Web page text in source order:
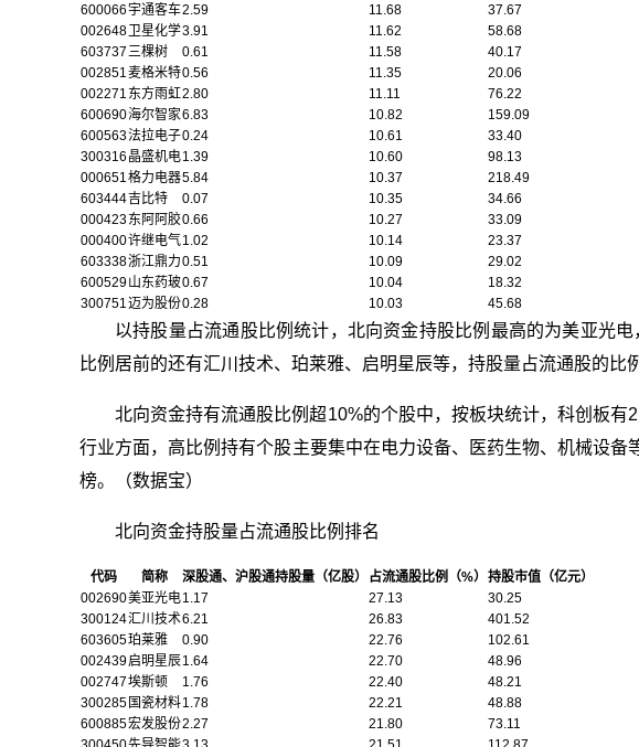
600066宇通客车2.59 11.68
37.67
002648 卫星化学3.91 11.62
58.68
603737三棵树 0.61 11.58
40.17
002851麦格米特0.56 11.35
20.06
002271 东方雨虹2.80 11.11
76.22
600690海尔智家6.83 10.82
159.09
600563法拉电子0.24 10.61
33.40
300316 晶盛机电1.39 10.60
98.13
000651格力电器5.84 10.37
218.49
603444吉比特 0.07 10.35
34.66
000423东阿阿胶0.66 10.27
33.09
000400许继电气1.02 10.14
23.37
603338浙江鼎力0.51 10.09
29.02
600529山东药玻0.67 10.04
18.32
300751迈为股份0.28 10.03 45.68
以持股量占流通股比例统计，北向资金持股比例最高的为美亚光
比例居前的还有汇川技术、珀莱雅、启明星辰等，持股量占流通股的比
北向资金持有流通股比例超10%的个股中，按板块统计，科创板有
行业方面，高比例持有个股主要集中在电力设备、医药生物、机械设备
榜。（数据宝）
北向资金持股量占流通股比例排名
代码 简称 深股通、沪股通持股量（亿股） 占流通股比例（%） 持股市值（亿元）
002690美亚光电1.17 27.13
30.25
300124汇川技术6.21 26.83
401.52
603605珀莱雅 0.90 22.76
102.61
002439启明星辰1.64 22.70
48.96
002747埃斯顿 1.76 22.40
48.21
300285 国瓷材料1.78 22.21
48.88
600885宏发股份2.27 21.80
73.11